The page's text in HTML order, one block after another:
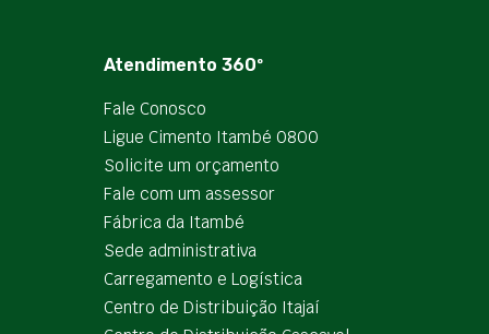
Atendimento 360º
Fale Conosco
Ligue Cimento Itambé 0800
Solicite um orçamento
Fale com um assessor
Fábrica da Itambé
Sede administrativa
Carregamento e Logística
Centro de Distribuição Itajaí